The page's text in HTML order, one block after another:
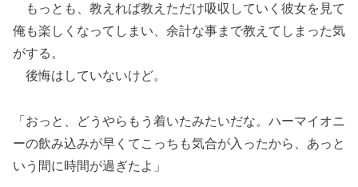
もっとも、教えれば教えただけ吸収していく彼女を見て
俺も楽しくなってしまい、余計な事まで教えてしまった気
がする。
後悔はしていないけど。
「おっと、どうやらもう着いたみたいだな。ハーマイオニ
ーの飲み込みが早くてこっちも気合が入ったから、あっと
いう間に時間が過ぎたよ」